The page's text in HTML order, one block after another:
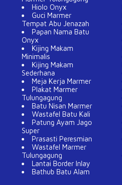
Hiolo Onyx
Guci Marmer
Tempat Abu Jenazah
Papan Nama Batu
Onyx
Kijing Makam
Minimalis
Kijing Makam
Sederhana
Meja Kerja Marmer
Plakat Marmer
Tulungagung
Batu Nisan Marmer
Wastafel Batu Kali
Patung Ayam Jago
Super
Prasasti Peresmian
Wastafel Marmer
Tulungagung
Lantai Border Inlay
Bathub Batu Alam